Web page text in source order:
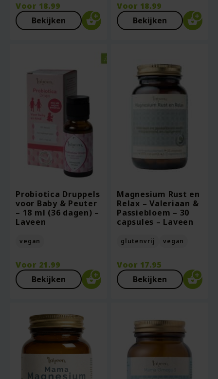
Voor 18.99
Bekijken
Voor 18.99
Bekijken
Probiotica Druppels
voor Baby & Peuter
– 18 ml (36 dagen) –
Laveen
vegan
Voor 21.99
Bekijken
Magnesium Rust en
Relax – Valeriaan &
Passiebloem – 30
capsules – Laveen
glutenvrij vegan
Voor 17.95
Bekijken